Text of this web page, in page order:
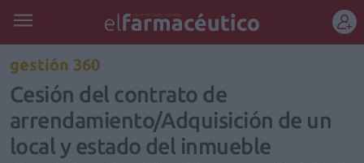
gestión 360
Cesión del contrato de
arrendamiento/Adquisición de un
local y estado del inmueble